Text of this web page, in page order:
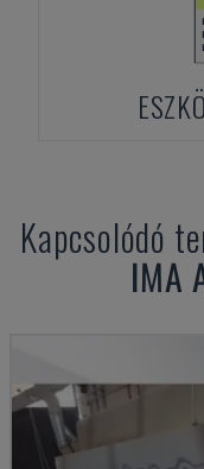
Kapcsolódó
IMA